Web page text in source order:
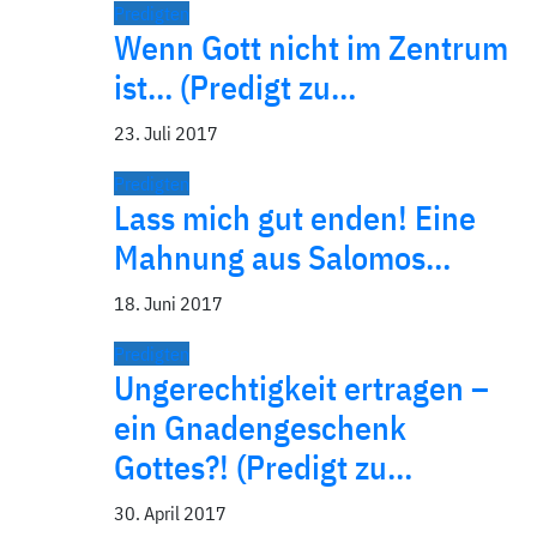
Predigten
Wenn Gott nicht im Zentrum
ist… (Predigt zu…
23. Juli 2017
Predigten
Lass mich gut enden! Eine
Mahnung aus Salomos…
18. Juni 2017
Predigten
Ungerechtigkeit ertragen –
ein Gnadengeschenk
Gottes?! (Predigt zu…
30. April 2017